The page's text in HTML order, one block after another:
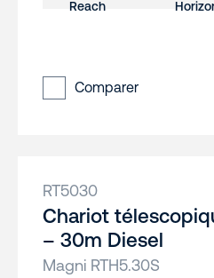
Comparer
RT5030
Chariot
– 30m Diesel
Magni RTH5.30S